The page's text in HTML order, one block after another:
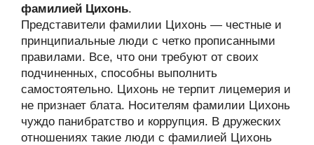
фамилией Цихонь.
Представители фамилии Цихонь — честные и
принципиальные люди с четко прописанными
правилами. Все, что они требуют от своих
подчиненных, способны выполнить
самостоятельно. Цихонь не терпит лицемерия и
не признает блата. Носителям фамилии Цихонь
чуждо панибратство и коррупция. В дружеских
отношениях такие люди с фамилией Цихонь